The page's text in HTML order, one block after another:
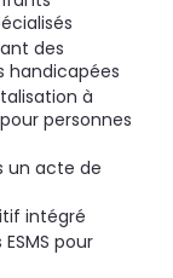
des
handicapées
à
personnes
un acte de
intégré
pour